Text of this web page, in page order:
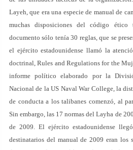
Layeh, que era una especie de manual de
muchas disposiciones del código ético
documento sólo tenía 30 reglas, que se
el ejército estadounidense llamó la
doctrinal, Rules and Regulations for the
informe político elaborado por la
Nacional de la US Naval War College, la
de conducta a los talibanes comenzó, al
Sin embargo, las 17 normas del Layha de
de 2009. El ejército estadounidense
destinatarios del manual de 2009 eran los